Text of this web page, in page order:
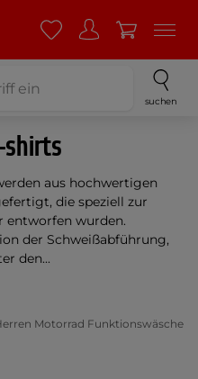
suchen
shirts
aus hochwertigen
die speziell zur
entworfen wurden.
der Schweißabführung,
den...
Motorrad Funktionswäsche